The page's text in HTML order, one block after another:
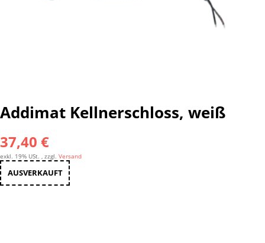
Addimat Kellnerschloss, weiß
37,40 €
exkl. 19% USt. , zzgl. Versand
AUSVERKAUFT